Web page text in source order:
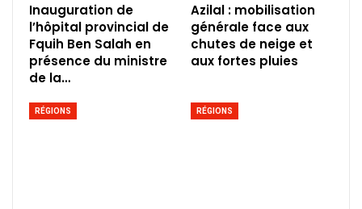
Inauguration de
l’hôpital provincial de
Fquih Ben Salah en
présence du ministre
de la…
Azilal : mobilisation
générale face aux
chutes de neige et
aux fortes pluies
RÉGIONS RÉGIONS